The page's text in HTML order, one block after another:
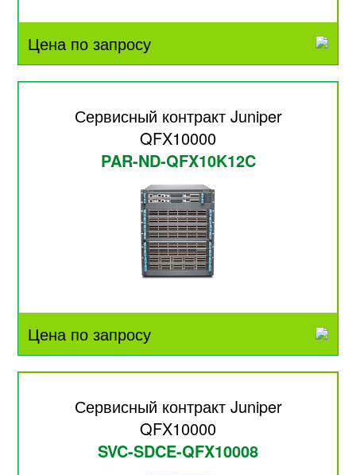
Цена по запросу
Сервисный контракт Juniper
QFX10000
PAR-ND-QFX10K12C
Цена по запросу
Сервисный контракт Juniper
QFX10000
SVC-SDCE-QFX10008